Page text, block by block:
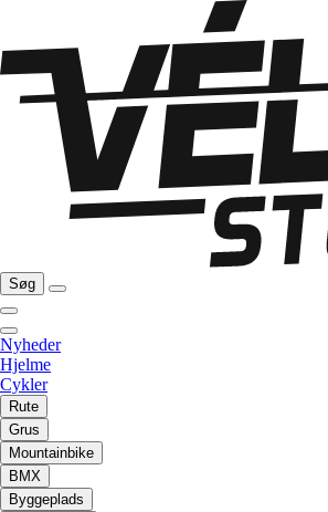
Søg
Nyheder
Hjelme
Cykler
Rute
Grus
Mountainbike
BMX
Byggeplads